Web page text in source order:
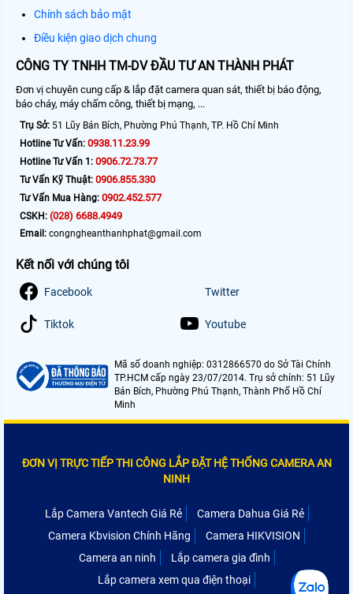
Chính sách bảo mật
Điều kiện giao dịch chung
CÔNG TY TNHH TM-DV ĐẦU TƯ AN THÀNH PHÁT
Đơn vị chuyên cung cấp & lắp đặt camera quan sát, thiết bị báo động,
báo cháy, máy chấm công, thiết bị mạng, ...
Trụ Sở: 51 Lũy Bán Bích, Phường Phú Thạnh, TP. Hồ Chí Minh
Hotline Tư Vấn: 0938.11.23.99
Hotline Tư Vấn 1: 0906.72.73.77
Tư Vấn Kỹ Thuật: 0906.855.330
Tư Vấn Mua Hàng: 0902.452.577
CSKH: (028) 6688.4949
Email: congngheanthanhphat@gmail.com
Kết nối với chúng tôi
Facebook Twitter
Tiktok Youtube
Mã số doanh nghiệp: 0312866570 do Sở Tài Chính
TP.HCM cấp ngày 23/07/2014. Trụ sở chính: 51 Lũy
Bán Bích, Phường Phú Thạnh, Thành Phố Hồ Chí
Minh
ĐƠN VỊ TRỰC TIẾP THI CÔNG LẮP ĐẶT HỆ THỐNG CAMERA AN
NINH
Lắp Camera Vantech Giá Rẻ
Camera Dahua Giá Rẻ
Camera Kbvision Chính Hãng
Camera HIKVISION
Camera an ninh
Lắp camera gia đình
Lắp camera xem qua điện thoại